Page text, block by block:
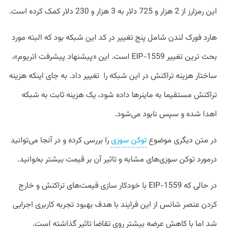
این رمزارز از 2 هزار و 725 دلار به 3 هزار و 230 دلار کمک کرده است.
هارد فورک لندن شامل پنج تغییر در کد این شبکه بود که البته مورد
بحث ترین تغییر EIP-1559 است. این «پیشنهاد پیشرفت اتریوم»،
ساختار هزینه تراکنش در این شبکه را تغییر داد. به جای اینکه هزینه
تراکنش مستقیما به ماینرها داده شود، یک هزینه ثابت به شبکه
اهدا شده و سپس نابود می‌شود.
در متن دیگری موضوعتوکن سوزیرا بررسی کرده و در آنجا می‌توانید
درمورد توکن سوزی‌های مشابه و تاثیر آن بر قیمت بیشتر بخوانید.
در حالی که EIP-1559 با خودکار سازی قیمت‌های تراکنش و خارج
کردن عنصر شانس از این فرایند با هدف بهبود تجربه کاربری اجرایی
شد اما با کاهش عرضه بیشتر روی تقاضا تاثیر گذاشته است.